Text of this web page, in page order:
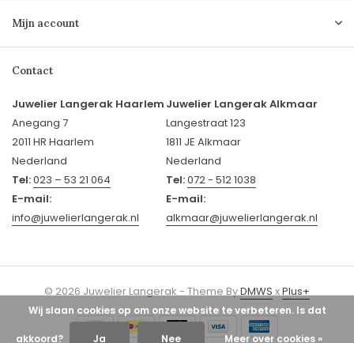
Mijn account
Contact
Juwelier Langerak Haarlem
Anegang 7
2011 HR Haarlem
Nederland
Tel:023 – 53 21 064
E-mail:
info@juwelierlangerak.nl
Juwelier Langerak Alkmaar
Langestraat 123
1811 JE Alkmaar
Nederland
Tel:072 - 512 1038
E-mail:
alkmaar@juwelierlangerak.nl
© 2026 Juwelier Langerak - Theme ByDMWSxPlus+
Wij slaan cookies op om onze website te verbeteren. Is dat
akkoord? Ja Nee Meer over cookies »